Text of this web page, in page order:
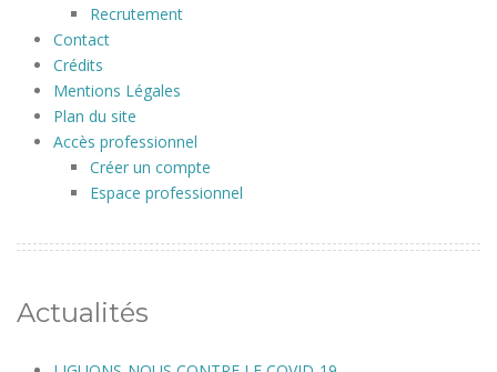
Recrutement
Contact
Crédits
Mentions Légales
Plan du site
Accès professionnel
Créer un compte
Espace professionnel
Actualités